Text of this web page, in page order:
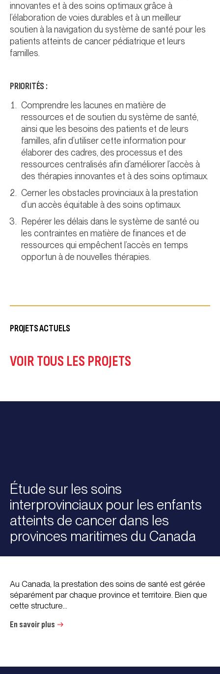
innovantes et à des soins optimaux grâce à
l’élaboration de voies durables et à un meilleur
soutien à la navigation du système de santé pour les
patients atteints de cancer pédiatrique et leurs
familles.
PRIORITÉS :
Comprendre les lacunes en matière de
ressources et de soutien du système de santé,
ainsi que les besoins des patients et de leurs
familles, afin d’utiliser cette information pour
élaborer des cadres, des processus et des
ressources centralisés afin d’améliorer l’accès à
des thérapies innovantes et à des soins optimaux.
Cerner les obstacles provinciaux à la prestation
d’un accès équitable à des soins optimaux.
Repérer les délais dans le système de santé ou
les contraintes en matière de finances et de
ressources qui empêchent l’accès en temps
opportun à de nouvelles thérapies.
PROJETS ACTUELS
VOIR TOUS LES PROJETS
Étude sur les soins
interprovinciaux pour les enfants
atteints de cancer dans les
provinces maritimes du Canada
Au Canada, la prestation des soins de santé est gérée
séparément par chaque province et territoire. Bien que
cette structure...
En savoir plus